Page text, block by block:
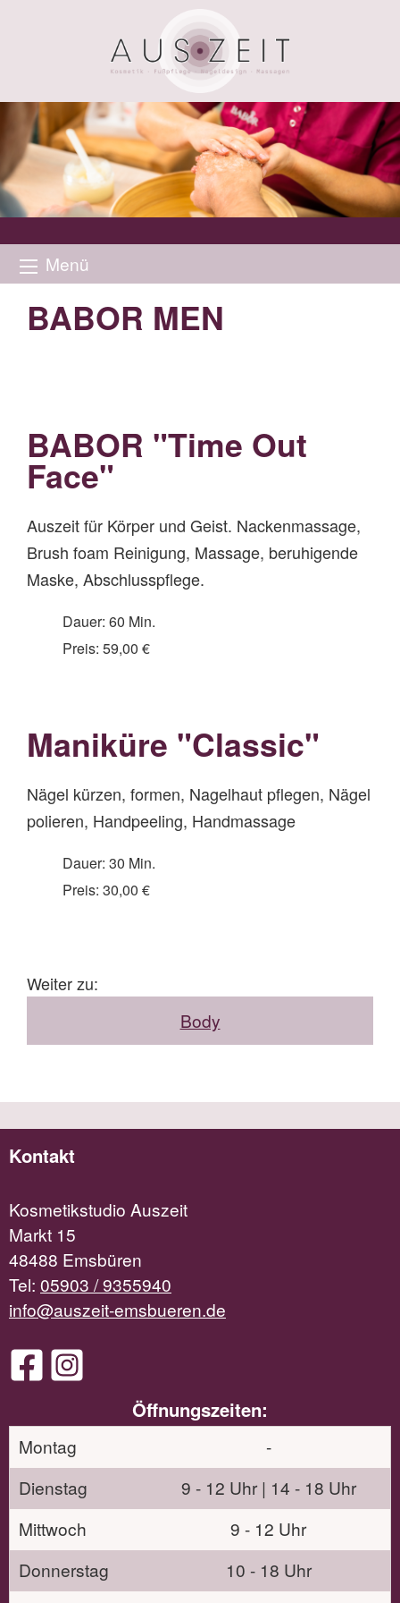
Menü
BABOR MEN
BABOR "Time Out
Face"
Auszeit für Körper und Geist. Nackenmassage,
Brush foam Reinigung, Massage, beruhigende
Maske, Abschlusspflege.
Dauer: 60 Min.
Preis: 59,00 €
Maniküre "Classic"
Nägel kürzen, formen, Nagelhaut pflegen, Nägel
polieren, Handpeeling, Handmassage
Dauer: 30 Min.
Preis: 30,00 €
Weiter zu:
Body
Kontakt
Kosmetikstudio Auszeit
Markt 15
48488 Emsbüren
Tel: 05903 / 9355940
info@auszeit-emsbueren.de
Öffnungszeiten:
Montag
-
Dienstag
9 - 12 Uhr | 14 - 18 Uhr
Mittwoch
9 - 12 Uhr
Donnerstag
10 - 18 Uhr